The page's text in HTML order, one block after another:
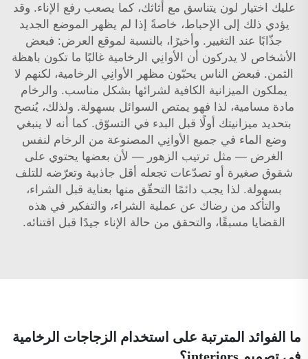
عليك اختيار لون يتناسق مع أثاثك، كما يصعب رفع الإناء. وقد
يؤدي ذلك إلى الإحباط، خاصةً إذا لم يظهر الموضع الجديد
جذّابًا عند التغيير. وأخيرًا، بالنسبة لموقع العرض: فبعض
الأشخاص لا يدركون أن الأوانِي الرخامية غالبًا ما تكون باهظة
الثمن. فبعض الناس يحبّون مظهر الأوانِي الرخامية، لكنهم لا
يملكون الميزانية الكافية لشرائها بشكل مناسب. والرخام
مادة مسامية، لذا فهو يمتص السوائل بسهولة. ولذلك، يُنصح
بتحديد ميزانيتك أولًا قبل البدء في التسوّق. كما أنه لا ينبغي
وضع الماء في جميع الأوانِي المصنوعة من الرخام لنفس
الغرض — مثل ترتيب الزهور — لأن بعضها يحتوي على
شقوق صغيرة أو تصدّعات تجعله أقل جاذبية وتعرّضه للتلف
بسهولة. لذا يجب دائمًا التحقّق منها بعناية قبل الشراء،
والتأكد من رضاك عن عملية الشراء، والتفكير في هذه
القضايا مسبقًا، والتحقق من حالة الإناء جيدًا قبل اقتنائه.
ما الفوائد المترتبة على استخدام الزجاجات الرخامية